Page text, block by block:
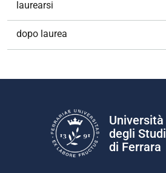
laurearsi
dopo laurea
Università
degli Studi
di Ferrara